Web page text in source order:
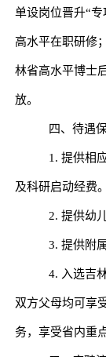
单设岗位晋升“专
高水平在职研修
林省高水平博士
放。
四、待遇
1. 提供相
及科研启动经费。
2. 提供幼
3. 提供附
4. 入选吉
双方父母均可享
务，享受省内重